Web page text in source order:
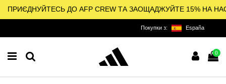
ПРИЄДНУЙТЕСЬ ДО AFP CREW ТА ЗАОЩАДЖУЙТЕ 15% НА
Покупки з: España
0